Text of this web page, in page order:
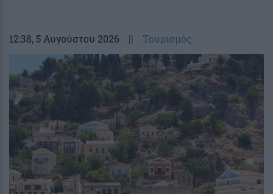
12:38, 5 Αυγούστου 2026 || Τουρισμός